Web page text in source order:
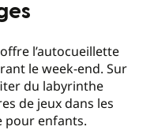
l’autocueillette
le week-end. Sur
du labyrinthe
de jeux dans les
pour enfants.